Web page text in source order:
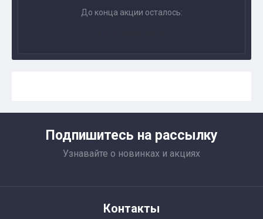
До конца акции осталось:
Подпишитесь на рассылку
Узнавайте о новинках и акциях
Контакты